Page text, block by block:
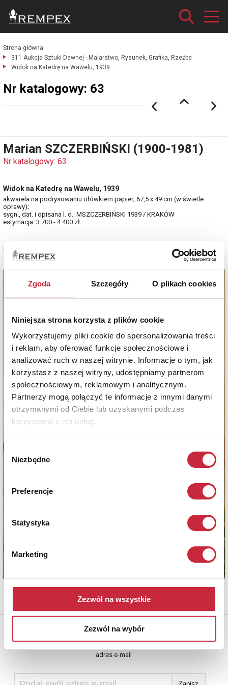
Zgoda Szczegóły O plikach cookies
Niniejsza strona korzysta z plików cookie
Wykorzystujemy pliki cookie do spersonalizowania treści
i reklam, aby oferować funkcje społecznościowe i
analizować ruch w naszej witrynie. Informacje o tym, jak
korzystasz z naszej witryny, udostępniamy partnerom
społecznościowym, reklamowym i analitycznym.
Partnerzy mogą połączyć te informacje z innymi danymi
otrzymanymi od Ciebie lub uzyskanymi podczas
korzystania z ich usług.
Wybór
zgody
Niezbędne
Preferencje
Statystyka
Marketing
Zezwól na wszystkie
Zezwól na wybór
Strona główna
311 Aukcja Sztuki Dawnej - Malarstwo, Rysunek, Grafika, Rzeźba
Widok na Katedrę na Wawelu, 1939.
Nr katalogowy: 63
Marian SZCZERBIŃSKI (1900-1981)
Nr katalogowy: 63
Widok na Katedrę na Wawelu, 1939
akwarela na podrysowaniu ołówkiem papier; 67,5 x 49 cm (w świetle
oprawy);
sygn., dat. i opisana l. d.: MSZCZERBIŃSKI 1939 / KRAKÓW
estymacja: 3 700 - 4 400 zł
Zobacz pełne informacje
Newsletter
adres e-mail